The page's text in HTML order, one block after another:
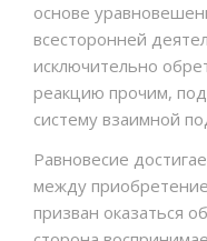
основе
всесторонней
исключительно
реакцию прочим,
систему взаимной
Равновесие
между
призван оказаться